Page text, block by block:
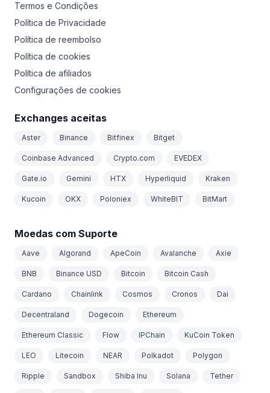
Termos e Condições
Política de Privacidade
Política de reembolso
Política de cookies
Política de afiliados
Configurações de cookies
Exchanges aceitas
Aster Binance Bitfinex Bitget
Coinbase Advanced Crypto.com EVEDEX
Gate.io Gemini HTX Hyperliquid Kraken
Kucoin OKX Poloniex WhiteBIT BitMart
Moedas com Suporte
Aave Algorand ApeCoin Avalanche Axie
BNB Binance USD Bitcoin Bitcoin Cash
Cardano Chainlink Cosmos Cronos Dai
Decentraland Dogecoin Ethereum
Ethereum Classic Flow IPChain KuCoin Token
LEO Litecoin NEAR Polkadot Polygon
Ripple Sandbox Shiba Inu Solana Tether